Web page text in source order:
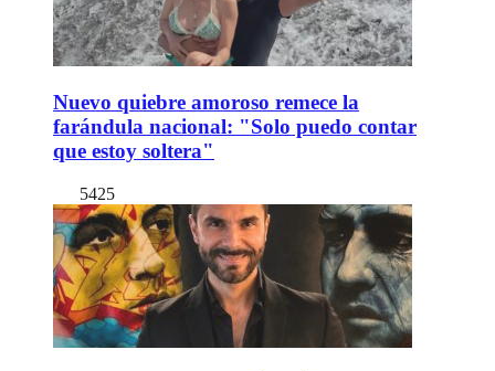
Nuevo quiebre amoroso remece la
farándula nacional: "Solo puedo contar
que estoy soltera"
5425